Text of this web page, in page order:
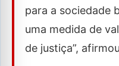
para a sociedade
uma medida de
de justiça”,